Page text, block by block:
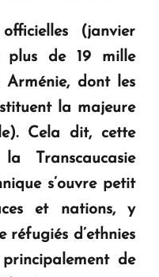
résilience et d'avenir
d'Arménie
(janvier
de 19 mille
Arménie, dont les
la majeure
Cela dit, cette
Transcaucasie
s’ouvre petit
et nations, y
réfugiés d’ethnies
de